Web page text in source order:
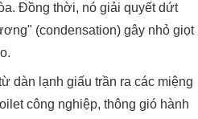
Đồng thời, nó giải quyết dứt
(condensation) gây nhỏ giọt
dàn lạnh giấu trần ra các miệng
công nghiệp, thông gió hành